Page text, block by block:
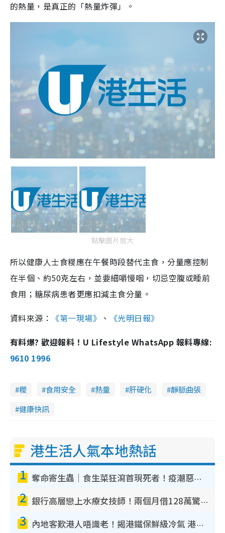
的熱量，是真正的「熱量炸彈」。
點擊圖片放大
所以健康人士食糉應在午餐時段替代主食，分量應控制
在半個、約50克左右，並要細嚼慢咽，切忌空腹或睡前
食用；糖尿病患者更應扣減主食分量。
資料來源： 《第一現場》 、
《光明日報》
有料爆? 歡迎報料！U Lifestyle WhatsApp 報料專線:
9610 1996
糉 食用安全 熱量 肝硬化
靜脈曲張
健康快訊
港生活人氣本地熱話
1 奪命寄生蟲｜食生菜狂瀉首現死者！疫潮惡化錄1.8萬宗病例 揭洗菜3大謬誤
2 銀行高層戀上水療女技師！兩個月借128萬驚覺「沉船」沉落火海 揭背後疑似邪教操控賣淫
3 內地客歎港人唔識老！揭港鐵保鮮級冷氣 港人求放過：咪投訴